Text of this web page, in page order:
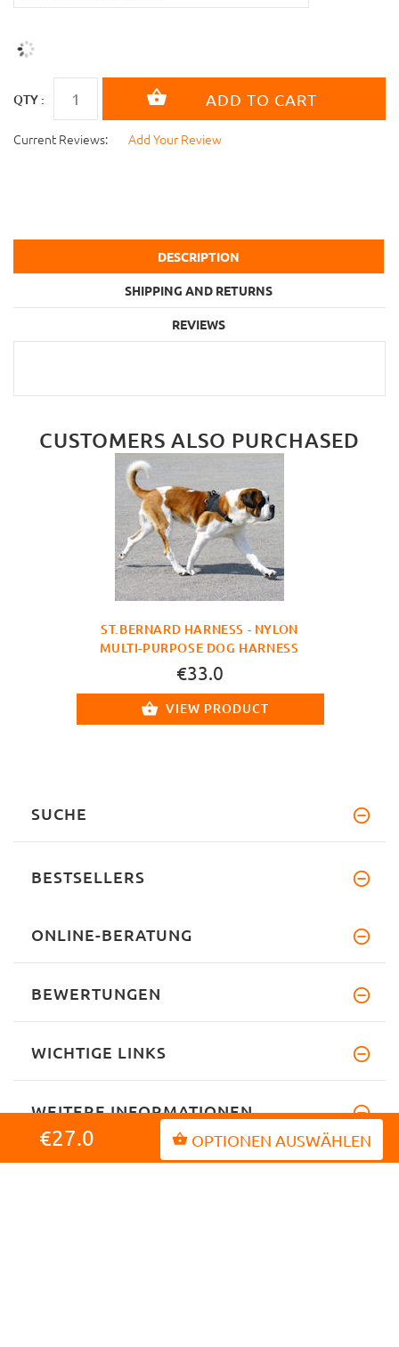
€27.0 OPTIONEN AUSWÄHLEN
QTY :
Current Reviews: Add Your Review
DESCRIPTION
SHIPPING AND RETURNS
REVIEWS
CUSTOMERS ALSO PURCHASED
ST.BERNARD HARNESS - NYLON
MULTI-PURPOSE DOG HARNESS
€33.0
VIEW PRODUCT
SUCHE
BESTSELLERS
ONLINE-BERATUNG
BEWERTUNGEN
WICHTIGE LINKS
WEITERE INFORMATIONEN